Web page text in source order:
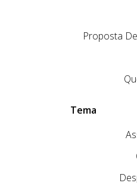
Proposta
Tema